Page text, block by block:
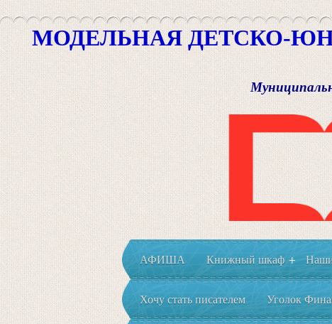
МОДЕЛЬНАЯ ДЕТСКО-
АФИША Книжный шкаф +
Хочу стать писателем Уголок